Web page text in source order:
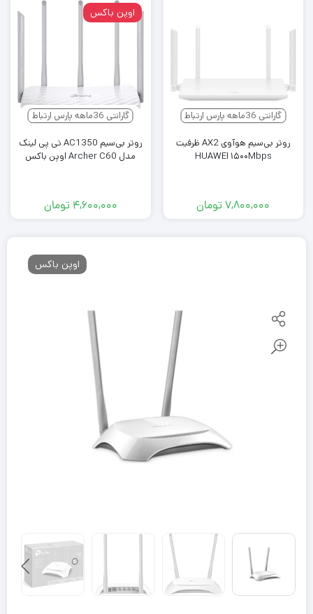
گارانتی 36ماهه پارس ارتباط
روتر بی‌سیم هوآوی AX2 ظرفیت
HUAWEI ۱۵۰۰Mbps
۷,۸۰۰,۰۰۰تومان
گارانتی 36ماهه پارس ارتباط
اوپن باکس
روتر بی‌سیم AC1350 تی پی لینک
مدل Archer C60 اوپن باکس
۴,۶۰۰,۰۰۰ تومان
اوپن باکس